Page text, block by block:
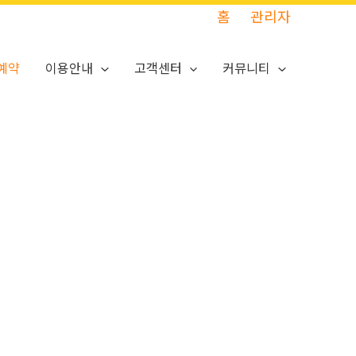
홈 관리자
약 이용안내 고객센터 커뮤니티